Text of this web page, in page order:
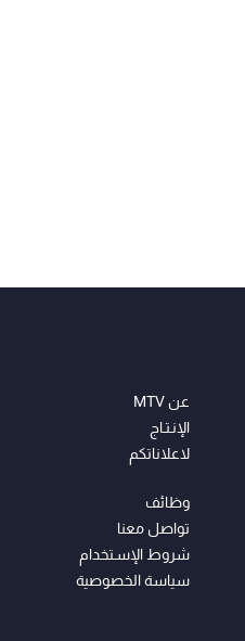
عن MTV
الإنـتـاج
لاعلاناتكم
وظائف
تواصل معنا
شروط الإسـتخدام
سياسة الخصوصية